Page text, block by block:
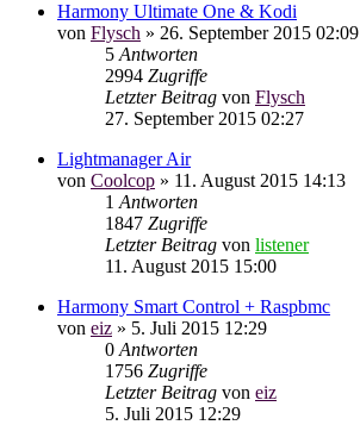
Harmony Ultimate One & Kodi
von Flysch » 26. September 2015 02:09
5 Antworten
2994 Zugriffe
Letzter Beitrag von Flysch
27. September 2015 02:27
Lightmanager Air
von Coolcop » 11. August 2015 14:13
1 Antworten
1847 Zugriffe
Letzter Beitrag von listener
11. August 2015 15:00
Harmony Smart Control + Raspbmc
von eiz » 5. Juli 2015 12:29
0 Antworten
1756 Zugriffe
Letzter Beitrag von eiz
5. Juli 2015 12:29